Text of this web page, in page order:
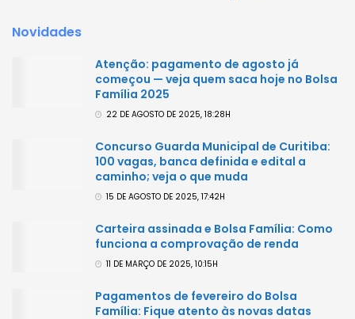
Novidades
Atenção: pagamento de agosto já
começou — veja quem saca hoje no Bolsa
Família 2025
22 DE AGOSTO DE 2025, 18:28H
Concurso Guarda Municipal de Curitiba:
100 vagas, banca definida e edital a
caminho; veja o que muda
15 DE AGOSTO DE 2025, 17:42H
Carteira assinada e Bolsa Família: Como
funciona a comprovação de renda
11 DE MARÇO DE 2025, 10:15H
Pagamentos de fevereiro do Bolsa
Família: Fique atento às novas datas